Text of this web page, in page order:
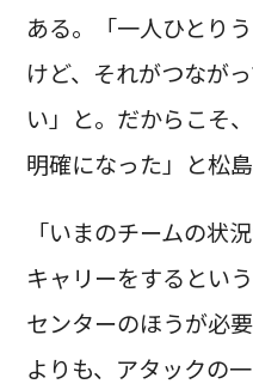
ある。「一人ひとり
けど、それがつなが
い」と。だからこそ
明確になった」と松島
「いまのチームの状
キャリーをするとい
センターのほうが必
よりも、アタックの